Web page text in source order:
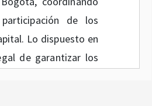
de los
Lo dispuesto en
de garantizar los